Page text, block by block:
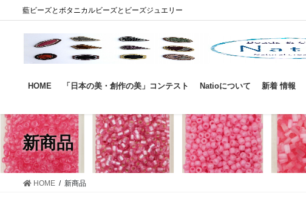
ン
ビ
移
動
藍ビーズとボタニカルビーズとビーズジュエリー
HOME 「日本の美・創作の美」コンテスト Natioについて 新着 情報
新商品
HOME 新商品